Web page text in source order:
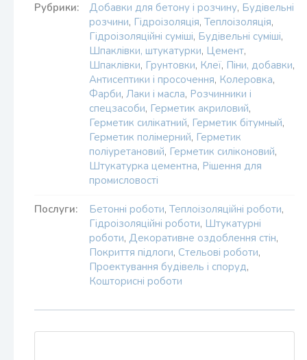
Рубрики: Добавки для бетону і розчину, Будівельні
розчини, Гідроізоляція, Теплоізоляція,
Гідроізоляційні суміші, Будівельні суміші,
Шпаклівки, штукатурки, Цемент,
Шпаклівки, Грунтовки, Клеї, Піни, добавки,
Антисептики і просочення, Колеровка,
Фарби, Лаки і масла, Розчинники і
спецзасоби, Герметик акриловий,
Герметик силікатний, Герметик бітумный,
Герметик полімерний, Герметик
поліуретановий, Герметик силіконовий,
Штукатурка цементна, Рішення для
промисловості
Послуги: Бетонні роботи, Теплоізоляційні роботи,
Гідроізоляційні роботи, Штукатурні
роботи, Декоративне оздоблення стін,
Покриття підлоги, Стельові роботи,
Проектування будівель і споруд,
Кошторисні роботи